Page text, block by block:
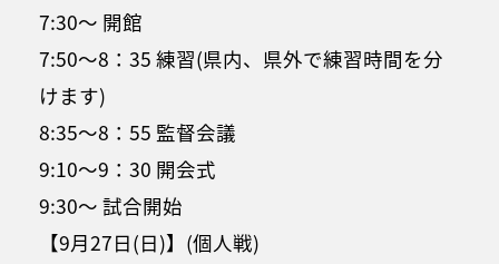
7:30～ 開館
7:50～8：35 練習(県内、県外で練習時間を分
けます)
8:35～8：55 監督会議
9:10～9：30 開会式
9:30～ 試合開始
【9月27日(日)】(個人戦)